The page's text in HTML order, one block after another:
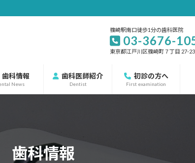
篠崎駅南口徒歩1分の歯科医院
03-3676-
東京都江戸川区篠崎町７丁目 27-
歯科情報
News
歯科医師紹介
Dentist
初診の方へ
First examination
歯科情報